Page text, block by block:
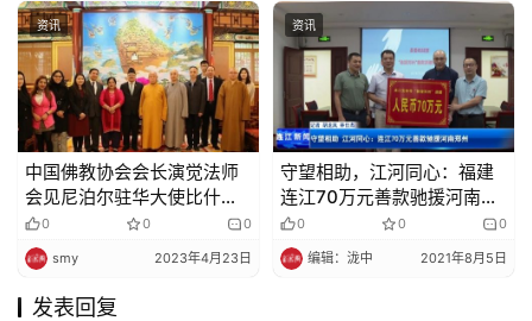
资讯
中国佛教协会会长演觉法师
会见尼泊尔驻华大使比什努·
施雷斯塔一行
0 0 0
smy 2023年4月23日
资讯
守望相助，江河同心：福建
连江70万元善款驰援河南郑
州0 0 0
编辑：泷中 2021年8月5日
发表回复